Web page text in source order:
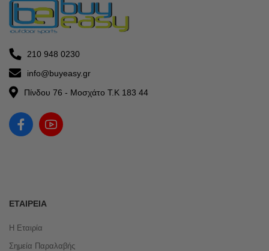
210 948 0230
info@buyeasy.gr
Πίνδου 76 - Μοσχάτο Τ.Κ 183 44
ΕΤΑΙΡΕΊΑ
Η Εταιρία
Σημεία Παραλαβής